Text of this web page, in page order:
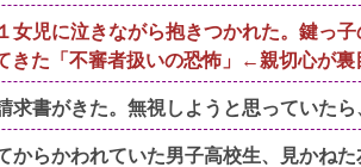
女児に泣きながら抱きつかれた。鍵っ
きた「不審者扱いの恐怖」←親切心が
求書がきた。無視しようと思っていた
からかわれていた男子高校生、見かね